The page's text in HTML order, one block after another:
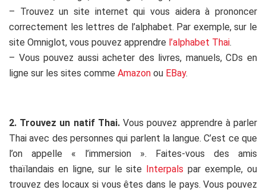
– Trouvez un site internet qui vous aidera à prononcer
correctement les lettres de l’alphabet. Par exemple, sur le
site Omniglot, vous pouvez apprendre l’alphabet Thai.
– Vous pouvez aussi acheter des livres, manuels, CDs en
ligne sur les sites comme Amazon ou EBay.
2. Trouvez un natif Thai.Vous pouvez apprendre à parler
Thai avec des personnes qui parlent la langue. C’est ce que
l’on appelle « l’immersion ». Faites-vous des amis
thaïlandais en ligne, sur le site Interpals par exemple, ou
trouvez des locaux si vous êtes dans le pays. Vous pouvez